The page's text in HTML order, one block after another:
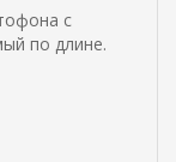
с
по длине.